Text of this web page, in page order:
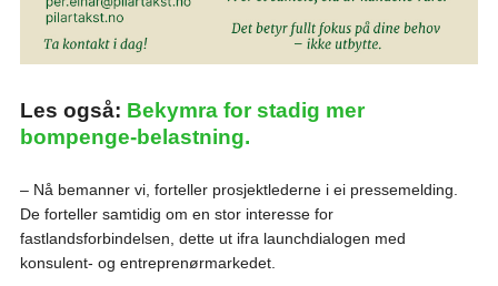
Les også: Bekymra for stadig mer
bompenge-belastning.
– Nå bemanner vi, forteller prosjektlederne i ei pressemelding.
De forteller samtidig om en stor interesse for
fastlandsforbindelsen, dette ut ifra launchdialogen med
konsulent- og entreprenørmarkedet.